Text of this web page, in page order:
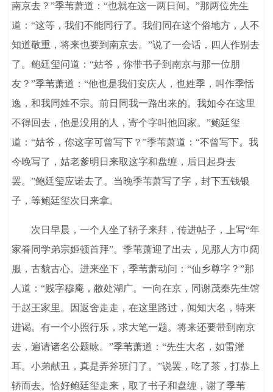
南京去？”季苇萧道：“也就在这一两日间。”那两位先生
道：“这等，我们不能同行了。我们同在这个俗地方，人不
知道敬重，将来也要到南京去。”说了一会话，四人作别去
了。鲍廷玺问道：“姑爷，你带书子到南京与那一位朋
友？”季苇萧道：“他也是我们安庆人，也姓季，叫作季恬
逸，和我同姓不宗。前日同我一路出来的。我如今在这里
不得回去，他是没用的人，寄个字叫他回家。”鲍廷玺
道：“姑爷，你这字可曾写下？”季苇萧道：“不曾写下。我
今晚写了，姑老爹明日来取这字和盘缠，后日起身去
罢。”鲍廷玺应诺去了。当晚季苇萧写了字，封下五钱银
子，等鲍廷玺次日来拿。
次日早晨，一个人坐了轿子来拜，传进帖子，上写“年
家眷同学弟宗姬顿首拜”。季苇萧迎了出去，见那人方巾阔
服，古貌古心。进来坐下，季苇萧动问：“仙乡尊字？”那
人道：“贱字穆庵，敝处湖广。一向在京，同谢茂秦先生馆
于赵王家里。因返舍走走，在这里路过，闻知大名，特来
进谒。有一个小照行乐，求大笔一题。将来还要带到南京
去，遍请诸名公题咏。”季苇萧道：“先生大名，如雷灌
耳。小弟献丑，真是弄斧班门了。”说罢，吃了茶，打恭上
轿而去。恰好鲍廷玺走来，取了书子和盘缠，谢了季苇